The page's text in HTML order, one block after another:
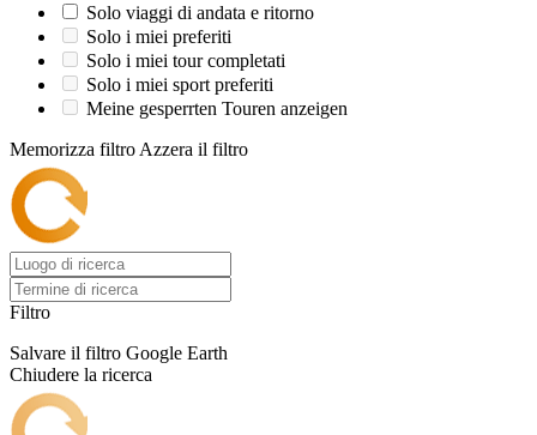
Solo viaggi di andata e ritorno
Solo i miei preferiti
Solo i miei tour completati
Solo i miei sport preferiti
Meine gesperrten Touren anzeigen
Memorizza filtro Azzera il filtro
Filtro
Salvare il filtro Google Earth
Chiudere la ricerca